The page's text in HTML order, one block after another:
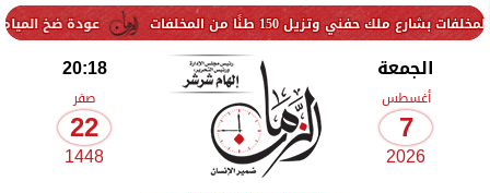
عودة ضخ المياه تدريجيًا لمناطق طنًا من المخلفات
الجمعة
أغسطس
7
2026
20:18
صفر
22
1448